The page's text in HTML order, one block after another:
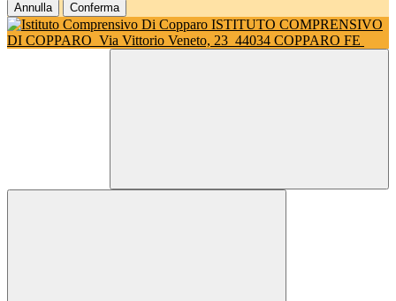
Annulla Conferma
ISTITUTO COMPRENSIVO
DI COPPARO Via Vittorio Veneto, 23 44034 COPPARO FE